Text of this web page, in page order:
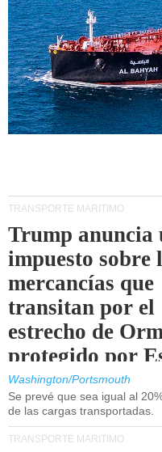
TRANSPORTE MARÍTIMO
Trump anuncia
impuesto sobre
mercancías que
transitan por el
estrecho de
protegido por
Unidos.
Washington/Portsmouth
Se prevé que sea igual al
de las cargas transportadas.
TRANSPORTE MARÍTIMO